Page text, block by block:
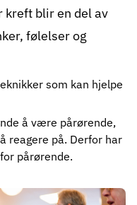
kreft blir en del av
følelser og
som kan hjelpe
å være pårørende,
reagere på. Derfor har
pårørende.